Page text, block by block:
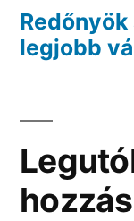
Redőnyök
legjobb